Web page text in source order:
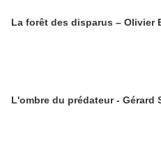
La forêt des disparus – Olivier
L'ombre du prédateur - Gérard